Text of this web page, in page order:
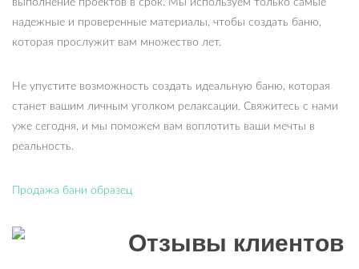
выполнение проектов в срок. Мы используем только самые
надежные и проверенные материалы, чтобы создать баню,
которая прослужит вам множество лет.
Не упустите возможность создать идеальную баню, которая
станет вашим личным уголком релаксации. Свяжитесь с нами
уже сегодня, и мы поможем вам воплотить ваши мечты в
реальность.
Продажа бани образец
Отзывы клиентов